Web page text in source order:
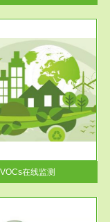
VOCs在线监测